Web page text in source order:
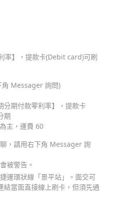
率】，提款卡(Debit card)可刷
角 Messager 詢問)
分期付款零利率】，提款卡
期
主，運費 60
，請用右下角 Messager 詢
被警告。
運環狀線「景平站」。面交可
結當面直接線上刷卡，但須先通